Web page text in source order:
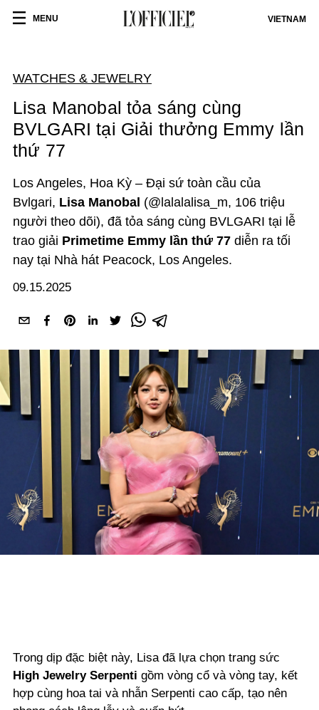
MENU VIETNAM
WATCHES & JEWELRY
Lisa Manobal tỏa sáng cùng
BVLGARI tại Giải thưởng Emmy lần
thứ 77
Los Angeles, Hoa Kỳ – Đại sứ toàn cầu của
Bvlgari, Lisa Manobal (@lalalalisa_m, 106 triệu
người theo dõi), đã tỏa sáng cùng BVLGARI tại lễ
trao giải Primetime Emmy lần thứ 77 diễn ra tối
nay tại Nhà hát Peacock, Los Angeles.
09.15.2025
Trong dịp đặc biệt này, Lisa đã lựa chọn trang sức
High Jewelry Serpenti gồm vòng cổ và vòng tay, kết
hợp cùng hoa tai và nhẫn Serpenti cao cấp, tạo nên